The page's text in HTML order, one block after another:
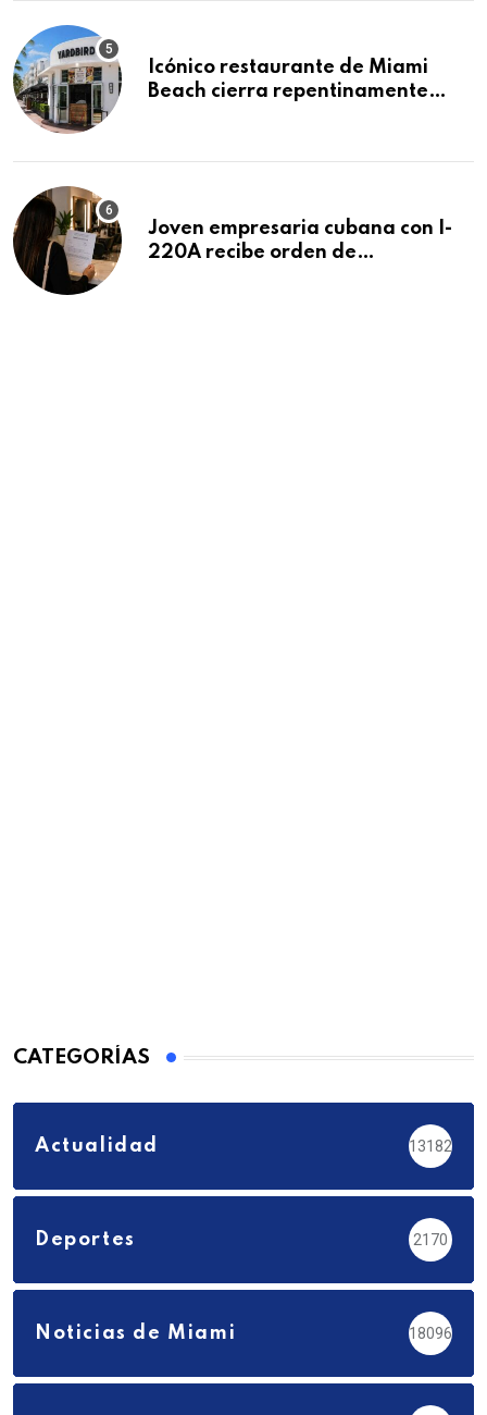
Icónico restaurante de Miami
Beach cierra repentinamente
Joven empresaria cubana con I-
220A recibe orden de
CATEGORÍAS
Actualidad 13182
Deportes 2170
Noticias de Miami 18096